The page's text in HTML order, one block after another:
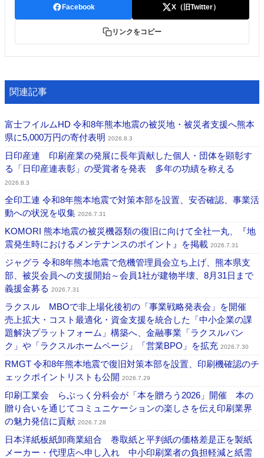
Facebook X（旧Twitter）
リンクをコピー
関連記事
富士フイルムHD 令和8年熊本地震の被災地・被災者支援へ熊本
県に5,000万円の寄付表明 2026.8.3
日印産連 印刷産業の発展に長年貢献した個人・団体を顕彰す
る「日印産連表彰」の受賞者を発表 多年の功績を称える
2026.8.3
全印工連 令和8年熊本地震で対策本部を設置、安否確認、事業活
動への状況を収集 2026.7.31
KOMORI 熊本地震の被災機器類の復旧に向けて全社一丸、『地
震発生時におけるメンテナンスのポイント』を掲載 2026.7.31
ジャグラ 令和8年熊本地震で危機管理員会立ち上げ、熊本県支
部、被災会員への支援開始～会員1社が建物半壊、8月31日まで
義援金募る 2026.7.31
ラクスル MBOで非上場化後初の「事業戦略発表会」を開催
売上拡大・コスト最適化・資金支援を統合した「中小企業の課
題解決プラットフォーム」構築へ、金融事業「ラクスルバン
ク」や「ラクスルホームページ」「営業BPO」を拡充 2026.7.30
RMGT 令和8年熊本地震で復旧対策本部を設置、印刷機確認のチ
ェックポイントリストも公開 2026.7.29
印刷工業会 らぶっく分科会が「本を贈ろう2026」開催 本の
贈り合いを通じてコミュニケーションの楽しさを伝え印刷業界
の魅力発信に貢献 2026.7.28
日本洋紙板紙卸商業組合 巻取紙と平判紙の価格差是正を製紙
メーカー・代理店へ申し入れ 中小印刷業者の負担軽減と紙需